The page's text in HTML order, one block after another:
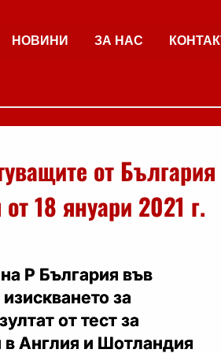
НОВИНИ ЗА НАС
от България
18 януари 2021 г.
Р България във
изискването за
от тест за
в Англия и Шотландия